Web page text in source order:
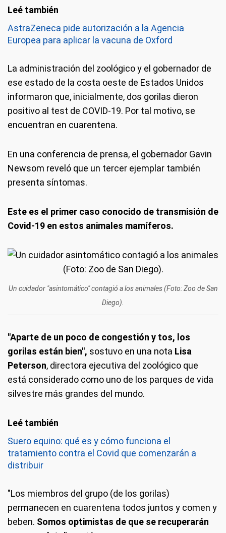
AstraZeneca pide autorización a la Agencia
Europea para aplicar la vacuna de Oxford
La administración del zoológico y el gobernador de
ese estado de la costa oeste de Estados Unidos
informaron que, inicialmente, dos gorilas dieron
positivo al test de COVID-19. Por tal motivo, se
encuentran en cuarentena.
En una conferencia de prensa, el gobernador Gavin
Newsom reveló que un tercer ejemplar también
presenta síntomas.
Este es el primer caso conocido de transmisión de
Covid-19 en estos animales mamíferos.
Un cuidador "asintomático" contagió a los animales (Foto: Zoo de San
Diego).
"Aparte de un poco de congestión y tos, los
gorilas están bien", sostuvo en una nota Lisa
Peterson, directora ejecutiva del zoológico que
está considerado como uno de los parques de vida
silvestre más grandes del mundo.
Suero equino: qué es y cómo funciona el
tratamiento contra el Covid que comenzarán a
distribuir
"Los miembros del grupo (de los gorilas)
permanecen en cuarentena todos juntos y comen y
beben. Somos optimistas de que se recuperarán